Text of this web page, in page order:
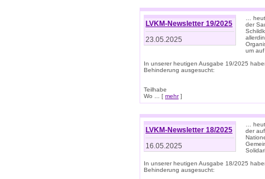
LVKM-Newsletter 19/2025
23.05.2025
…
der
um
In unserer heutigen Ausgabe 19/2025
Behinderung ausgesucht:
Teilhabe
Wo ... [ mehr]
LVKM-Newsletter 18/2025
16.05.2025
…
der
In unserer heutigen Ausgabe 18/2025
Behinderung ausgesucht: